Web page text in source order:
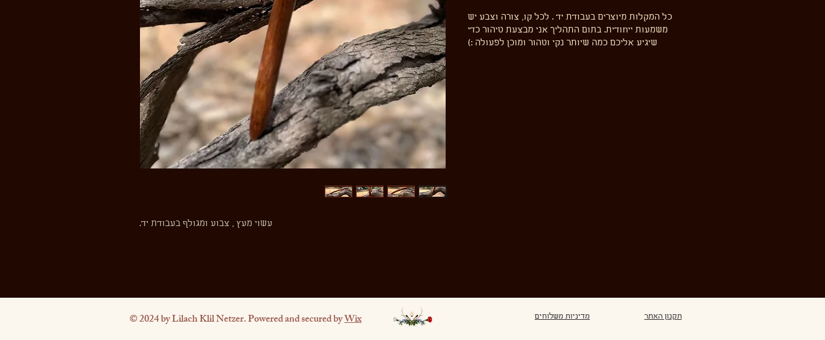
עשוי מעץ , צבוע ומגולף בעבודת יד.
כל המקלות מיוצרים בעבודת יד . לכל קו, צורה וצבע יש
משמעות ייחודית. בתום התהליך אני מבצעת טיהור כדי
שיגיע אליכם כמה שיותר נקי וטהור ומוכן לפעולה :)
© 2024 by Lilach Klil Netzer. Powered and secured byWix מדיניות משלוחים תקנון האתר